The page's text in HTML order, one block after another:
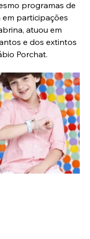
programas de
participações
atuou em
e dos extintos
Porchat.